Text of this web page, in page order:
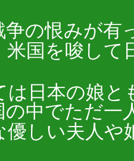
争の恨みが
米国を唆し
は日本の娘と
の中でただ
優しい夫人